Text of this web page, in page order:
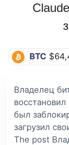
BTC
Владелец
был
загрузил
The post